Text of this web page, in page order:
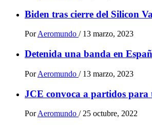
Biden tras cierre del Silicon
PorAeromundo / 13 marzo, 2023
Detenida una banda en
Por Aeromundo / 13 marzo, 2023
JCE convoca a partidos para
Por Aeromundo / 25 octubre, 2022